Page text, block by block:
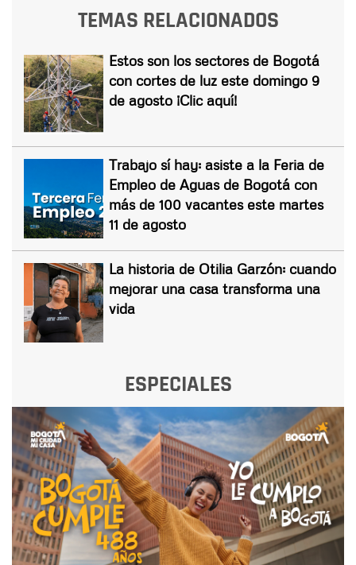
TEMAS RELACIONADOS
Estos son los sectores de Bogotá
con cortes de luz este domingo 9
de agosto ¡Clic aquí!
Trabajo sí hay: asiste a la Feria de
Empleo de Aguas de Bogotá con
más de 100 vacantes este martes
11 de agosto
La historia de Otilia Garzón: cuando
mejorar una casa transforma una
vida
ESPECIALES